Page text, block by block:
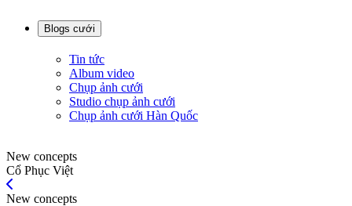
Blogs cưới
Tin tức
Album video
Chụp ảnh cưới
Studio chụp ảnh cưới
Chụp ảnh cưới Hàn Quốc
New concepts
Cổ Phục Việt
New concepts